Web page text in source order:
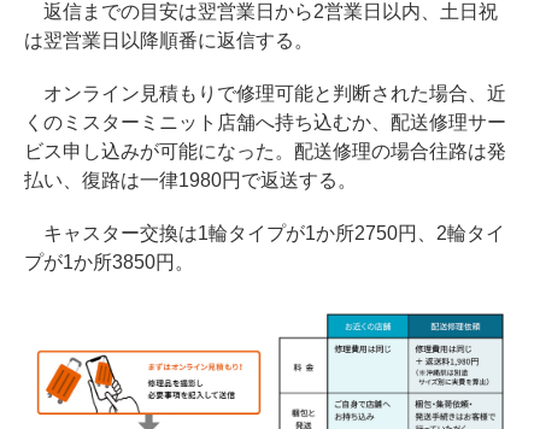
返信までの目安は翌営業日から2営業日以内、土日祝
は翌営業日以降順番に返信する。
オンライン見積もりで修理可能と判断された場合、近
くのミスターミニット店舗へ持ち込むか、配送修理サー
ビス申し込みが可能になった。配送修理の場合往路は発
払い、復路は一律1980円で返送する。
キャスター交換は1輪タイプが1か所2750円、2輪タイ
プが1か所3850円。